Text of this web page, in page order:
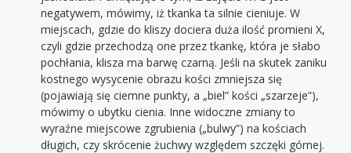
negatywem, mówimy, iż tkanka ta silnie cieniuje. W
miejscach, gdzie do kliszy dociera duża ilość promieni X,
czyli gdzie przechodzą one przez tkankę, która je słabo
pochłania, klisza ma barwę czarną. Jeśli na skutek zaniku
kostnego wysycenie obrazu kości zmniejsza się
(pojawiają się ciemne punkty, a „biel” kości „szarzeje”),
mówimy o ubytku cienia. Inne widoczne zmiany to
wyraźne miejscowe zgrubienia („bulwy”) na kościach
długich, czy skrócenie żuchwy względem szczęki górnej.